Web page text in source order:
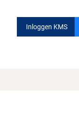
Inloggen KMS